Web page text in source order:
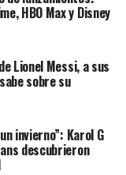
HBO Max y Disney
Lionel Messi, a sus
sobre su
invierno”: Karol G
descubrieron